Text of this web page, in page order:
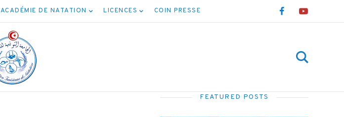
ACADÉMIE DE NATATION LICENCES COIN PRESSE
FEATURED POSTS